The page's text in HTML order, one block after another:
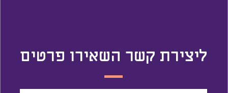
06
ליצירת קשר השאירו פרטים